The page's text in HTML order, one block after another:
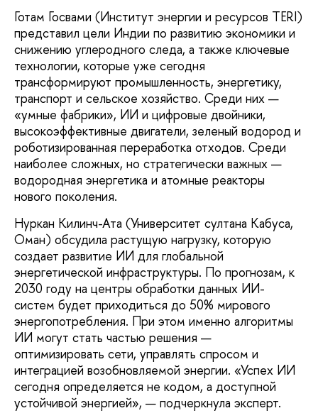
Готам Госвами (Институт энергии и ресурсов TERI)
представил цели Индии по развитию экономики и
снижению углеродного следа, а также ключевые
технологии, которые уже сегодня
трансформируют промышленность, энергетику,
транспорт и сельское хозяйство. Среди них —
«умные фабрики», ИИ и цифровые двойники,
высокоэффективные двигатели, зеленый водород и
роботизированная переработка отходов. Среди
наиболее сложных, но стратегически важных —
водородная энергетика и атомные реакторы
нового поколения.
Нуркан Килинч-Ата (Университет султана Кабуса,
Оман) обсудила растущую нагрузку, которую
создает развитие ИИ для глобальной
энергетической инфраструктуры. По прогнозам, к
2030 году на центры обработки данных ИИ-
систем будет приходиться до 50% мирового
энергопотребления. При этом именно алгоритмы
ИИ могут стать частью решения —
оптимизировать сети, управлять спросом и
интеграцией возобновляемой энергии. «Успех ИИ
сегодня определяется не кодом, а доступной
устойчивой энергией», — подчеркнула эксперт.